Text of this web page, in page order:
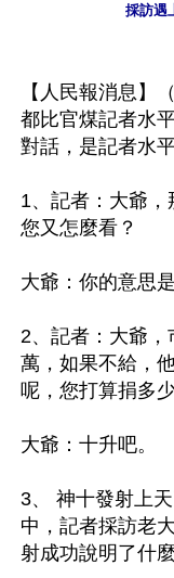
採訪遇
【人民報消息】
都比官煤記者水
對話，是記者水
1、記者：大爺，
您又怎麼看？
大爺：你的意思
2、記者：大爺
萬，如果不給，
呢，您打算捐多
大爺：十升吧。
3、 神十發射上
中，記者採訪老
射成功說明了什麼